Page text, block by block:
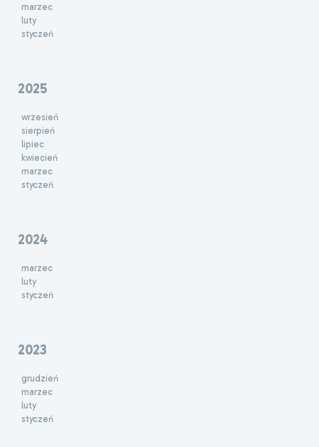
marzec
luty
styczeń
2025
wrzesień
sierpień
lipiec
kwiecień
marzec
styczeń
2024
marzec
luty
styczeń
2023
grudzień
marzec
luty
styczeń